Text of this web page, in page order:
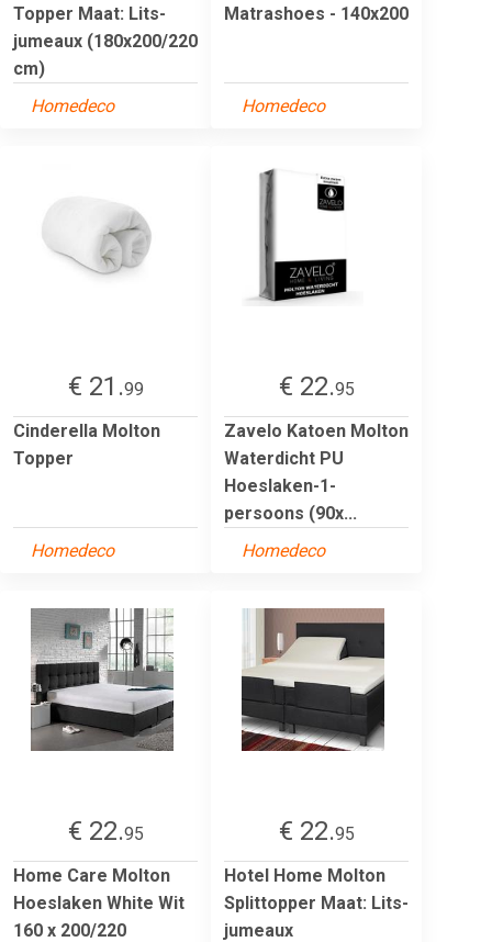
Topper Maat: Lits-
jumeaux (180x200/220
cm)
Homedeco
Matrashoes - 140x200
Homedeco
€ 21.99
Cinderella Molton
Topper
Homedeco
€ 22.95
Zavelo Katoen Molton
Waterdicht PU
Hoeslaken-1-
persoons (90x...
Homedeco
€ 22.95
Home Care Molton
Hoeslaken White Wit
160 x 200/220
€ 22.95
Hotel Home Molton
Splittopper Maat: Lits-
jumeaux